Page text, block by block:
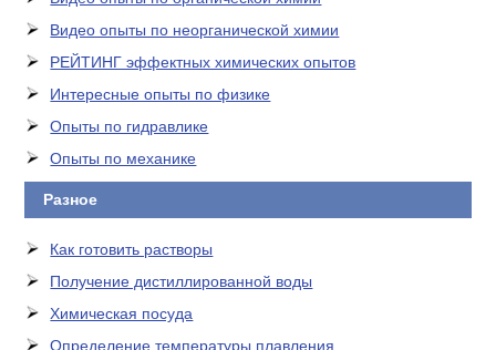
Видео опыты по неорганической химии
РЕЙТИНГ эффектных химических опытов
Интересные опыты по физике
Опыты по гидравлике
Опыты по механике
Разное
Как готовить растворы
Получение дистиллированной воды
Химическая посуда
Определение температуры плавления